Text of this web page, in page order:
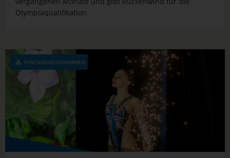
Olympiaqualifikation.
SYNCHRONSCHWIMMEN